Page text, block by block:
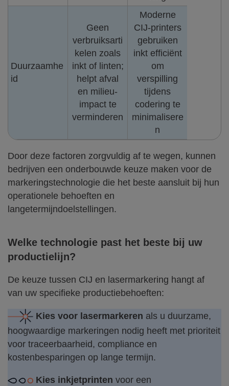
Duurzaamhe
id
Geen
verbruiksarti
kelen zoals
inkt of linten;
helpt afval
en milieu-
impact te
verminderen
Moderne
CIJ-printers
gebruiken
inkt efficiënt
om
verspilling
tijdens
codering te
minimalisere
n
Door deze factoren zorgvuldig af te wegen, kunnen
bedrijven een onderbouwde keuze maken voor de
markeringstechnologie die het beste aansluit bij hun
operationele behoeften en
langetermijndoelstellingen.
Welke technologie past het beste bij uw
productielijn?
De keuze tussen CIJ en lasermarkering hangt af
van uw specifieke productiebehoeften:
Kies voor lasermarkeren als u duurzame,
hoogwaardige markeringen nodig heeft met prioriteit
voor traceerbaarheid, compliance en
kostenbesparingen op lange termijn.
Kies inkjetprinten voor een